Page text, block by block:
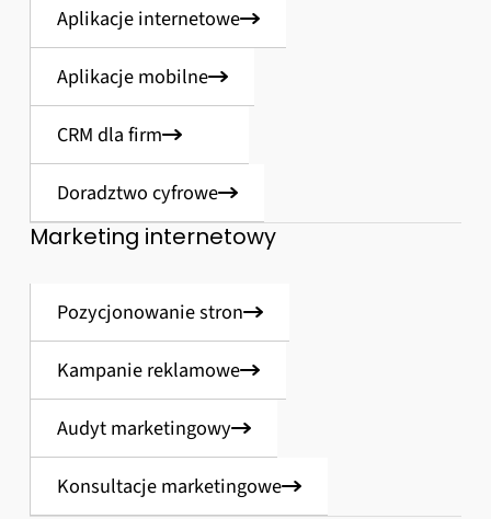
Aplikacje internetowe
Aplikacje mobilne
CRM dla firm
Doradztwo cyfrowe
Marketing internetowy
Pozycjonowanie stron
Kampanie reklamowe
Audyt marketingowy
Konsultacje marketingowe